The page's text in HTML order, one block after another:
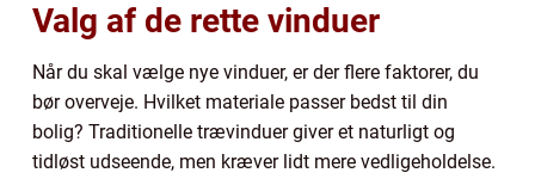
Valg af de rette vinduer
Når du skal vælge nye vinduer, er der flere faktorer, du
bør overveje. Hvilket materiale passer bedst til din
bolig? Traditionelle trævinduer giver et naturligt og
tidløst udseende, men kræver lidt mere vedligeholdelse.